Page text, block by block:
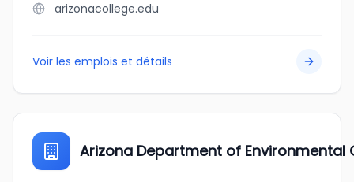
arizonacollege.edu
Voir les emplois et détails
Arizona Department of Environmental